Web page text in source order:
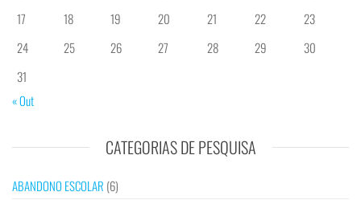
17
18 19 20 21 22
23
24
25 26 27 28 29
30
31
« Out
CATEGORIAS DE PESQUISA
ABANDONO ESCOLAR (6)